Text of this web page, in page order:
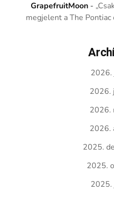
GrapefruitMoon -
megjelent a The
2026.
2026.
2026.
2026.
2025.
2025.
2025.